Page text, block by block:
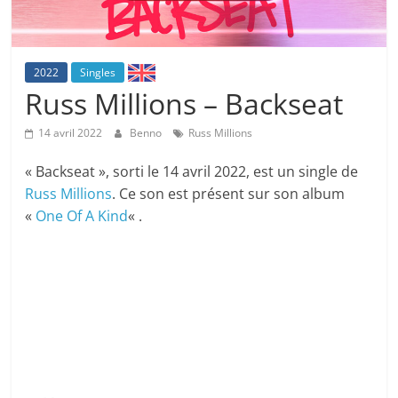
2022 Singles
Russ Millions – Backseat
14 avril 2022 Benno Russ Millions
« Backseat », sorti le 14 avril 2022, est un single de
Russ Millions. Ce son est présent sur son album
« One Of A Kind« .